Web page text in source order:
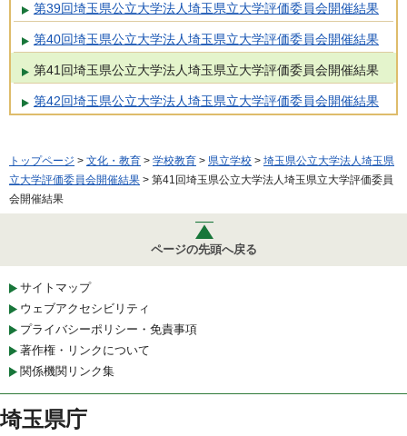
第39回埼玉県公立大学法人埼玉県立大学評価委員会開催結果
第40回埼玉県公立大学法人埼玉県立大学評価委員会開催結果
第41回埼玉県公立大学法人埼玉県立大学評価委員会開催結果
第42回埼玉県公立大学法人埼玉県立大学評価委員会開催結果
トップページ > 文化・教育 > 学校教育 > 県立学校 > 埼玉県公立大学法人埼玉県
立大学評価委員会開催結果 > 第41回埼玉県公立大学法人埼玉県立大学評価委員
会開催結果
ページの先頭へ戻る
サイトマップ
ウェブアクセシビリティ
プライバシーポリシー・免責事項
著作権・リンクについて
関係機関リンク集
埼玉県庁